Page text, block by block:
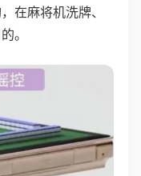
在麻将机洗牌、
。